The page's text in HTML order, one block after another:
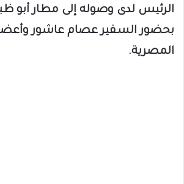
الرئيس لدى وصوله إلى مطار أبو
بحضور السفير عصام عاشور
المصرية.